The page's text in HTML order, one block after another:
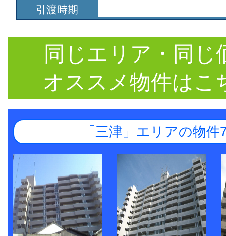
引渡時期
同じエリア・同じ
オススメ物件はこ
「三津」エリアの物件